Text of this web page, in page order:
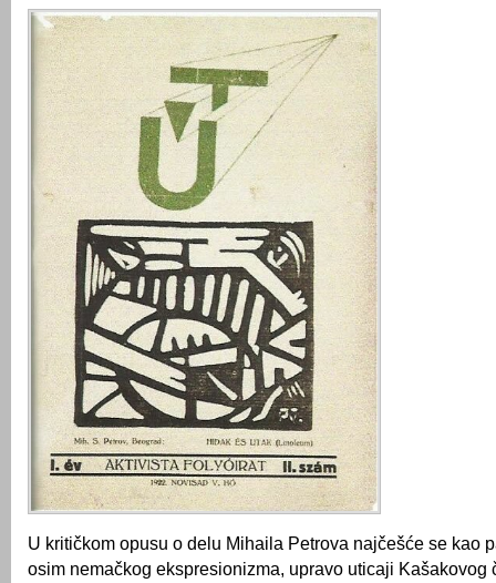
U kritičkom opusu o delu Mihaila Petrova najčešće se kao
osim nemačkog ekspresionizma, upravo uticaji Kašakovog